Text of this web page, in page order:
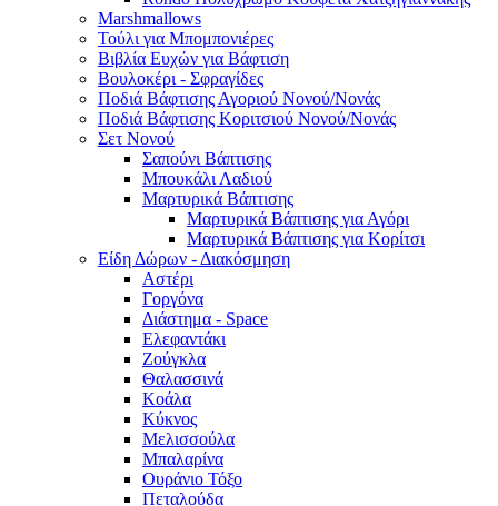
Marshmallows
Τούλι για Μπομπονιέρες
Βιβλία Ευχών για Βάφτιση
Βουλοκέρι - Σφραγίδες
Ποδιά Βάφτισης Αγοριού Νονού/Νονάς
Ποδιά Βάφτισης Κοριτσιού Νονού/Νονάς
Σετ Νονού
Σαπούνι Βάπτισης
Μπουκάλι Λαδιού
Μαρτυρικά Βάπτισης
Μαρτυρικά Βάπτισης για Αγόρι
Μαρτυρικά Βάπτισης για Κορίτσι
Είδη Δώρων - Διακόσμηση
Αστέρι
Γοργόνα
Διάστημα - Space
Ελεφαντάκι
Ζούγκλα
Θαλασσινά
Κοάλα
Κύκνος
Μελισσούλα
Μπαλαρίνα
Ουράνιο Τόξο
Πεταλούδα